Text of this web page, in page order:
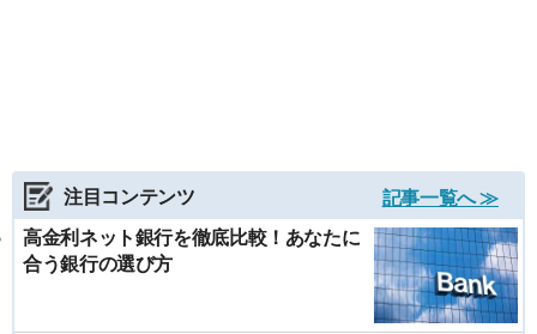
注目コンテンツ
記事一覧へ ≫
高金利ネット銀行を徹底比較！あなたに
合う銀行の選び方